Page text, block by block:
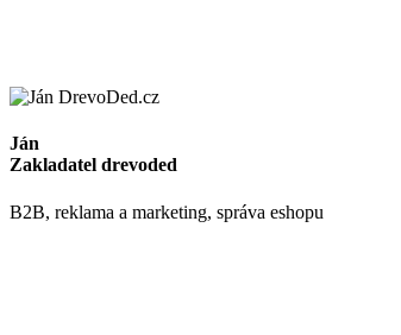
Ján
Zakladatel drevoded
B2B, reklama a marketing, správa eshopu